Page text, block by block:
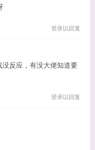
登录以回复
反应，有没大佬知道要
登录以回复